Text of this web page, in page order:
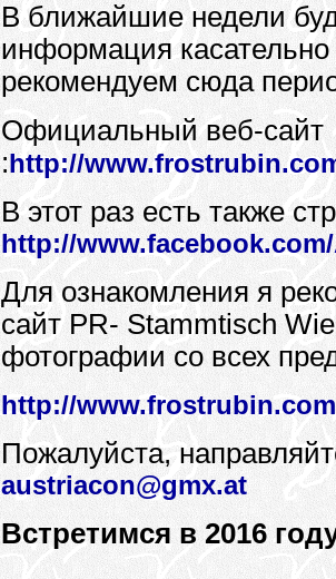
В ближайшие недели
информация
рекомендуем сюда
Официальный веб-сайт
:http://
В этот раз есть также
http://
Для ознакомления я
сайт PR- Stammtisch
фотографии со всех
http://www.frostrubin.com
Пожалуйста,
austriacon@gmx.at
Встретимся в 2016